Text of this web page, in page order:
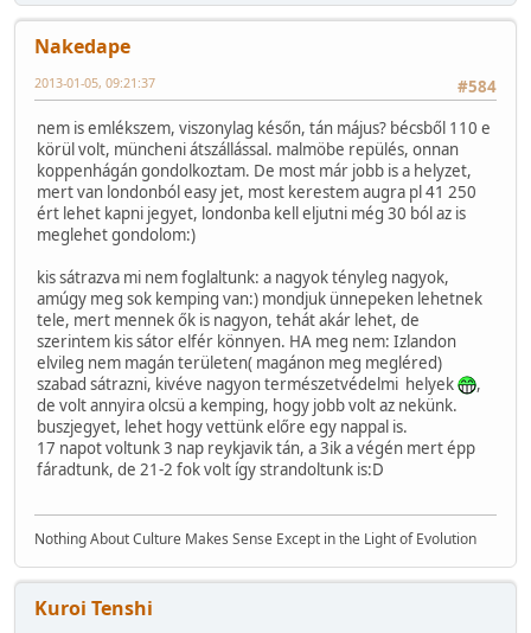
Nakedape
#584
2013-01-05, 09:21:37
nem is emlékszem, viszonylag későn, tán május? bécsből 110 e
körül volt, müncheni átszállással. malmöbe repülés, onnan
koppenhágán gondolkoztam. De most már jobb is a helyzet,
mert van londonból easy jet, most kerestem augra pl 41 250
ért lehet kapni jegyet, londonba kell eljutni még 30 ból az is
meglehet gondolom:)
kis sátrazva mi nem foglaltunk: a nagyok tényleg nagyok,
amúgy meg sok kemping van:) mondjuk ünnepeken lehetnek
tele, mert mennek ők is nagyon, tehát akár lehet, de
szerintem kis sátor elfér könnyen. HA meg nem: Izlandon
elvileg nem magán területen( magánon meg megléred)
szabad sátrazni, kivéve nagyon természetvédelmi helyek
,
de volt annyira olcsü a kemping, hogy jobb volt az nekünk.
buszjegyet, lehet hogy vettünk előre egy nappal is.
17 napot voltunk 3 nap reykjavik tán, a 3ik a végén mert épp
fáradtunk, de 21-2 fok volt így strandoltunk is:D
Nothing About Culture Makes Sense Except in the Light of Evolution
Kuroi Tenshi